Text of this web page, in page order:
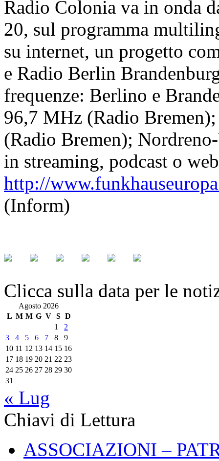
Radio Colonia va in onda
20, sul programma
su internet, un progetto
e Radio Berlin
frequenze: Berlino e
96,7 MHz (Radio
(Radio Bremen);
in streaming, podcast o
http://
(Inform)
Clicca sulla data per le
Agosto 2026
L M M G V S D
1
2
3
4 5 6 7 8
9
10 11 12 13 14 15 16
17 18 19 20 21 22 23
24 25 26 27 28 29 30
31
« Lug
Chiavi di Lettura
ASSOCIAZIONI –